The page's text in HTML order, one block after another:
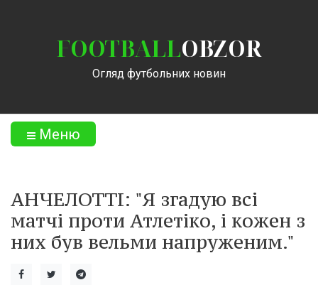
FOOTBALLOBZOR
Огляд футбольних новин
Меню
АНЧЕЛОТТІ: "Я згадую всі
матчі проти Атлетіко, і кожен з
них був вельми напруженим."